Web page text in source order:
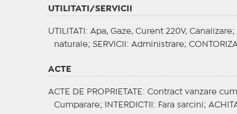
UTILITATI/SERVICII
UTILITATI : Apa, Gaze, Curent 220V, Canalizare;
naturale; SERVICII : Administrare;
ACTE
ACTE DE PROPRIETATE : Contract vanzare
Cumparare;
INTERDICTII : Fara sarcini;